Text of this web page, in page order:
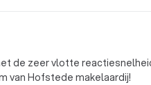
de zeer vlotte
van Hofstede makelaardij!